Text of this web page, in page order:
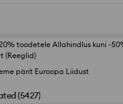
toodetele Allahindlus kuni -
(Reeglid)
pärit Euroopa Liidust
(5427)